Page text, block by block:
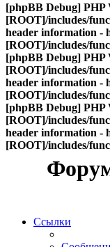
[phpBB Debug] PHP
[ROOT]/includes/
header information -
[ROOT]/includes/
[phpBB Debug] PHP
[ROOT]/includes/
header information -
[ROOT]/includes/
[phpBB Debug] PHP
[ROOT]/includes/
header information -
[ROOT]/includes/
Ссылки